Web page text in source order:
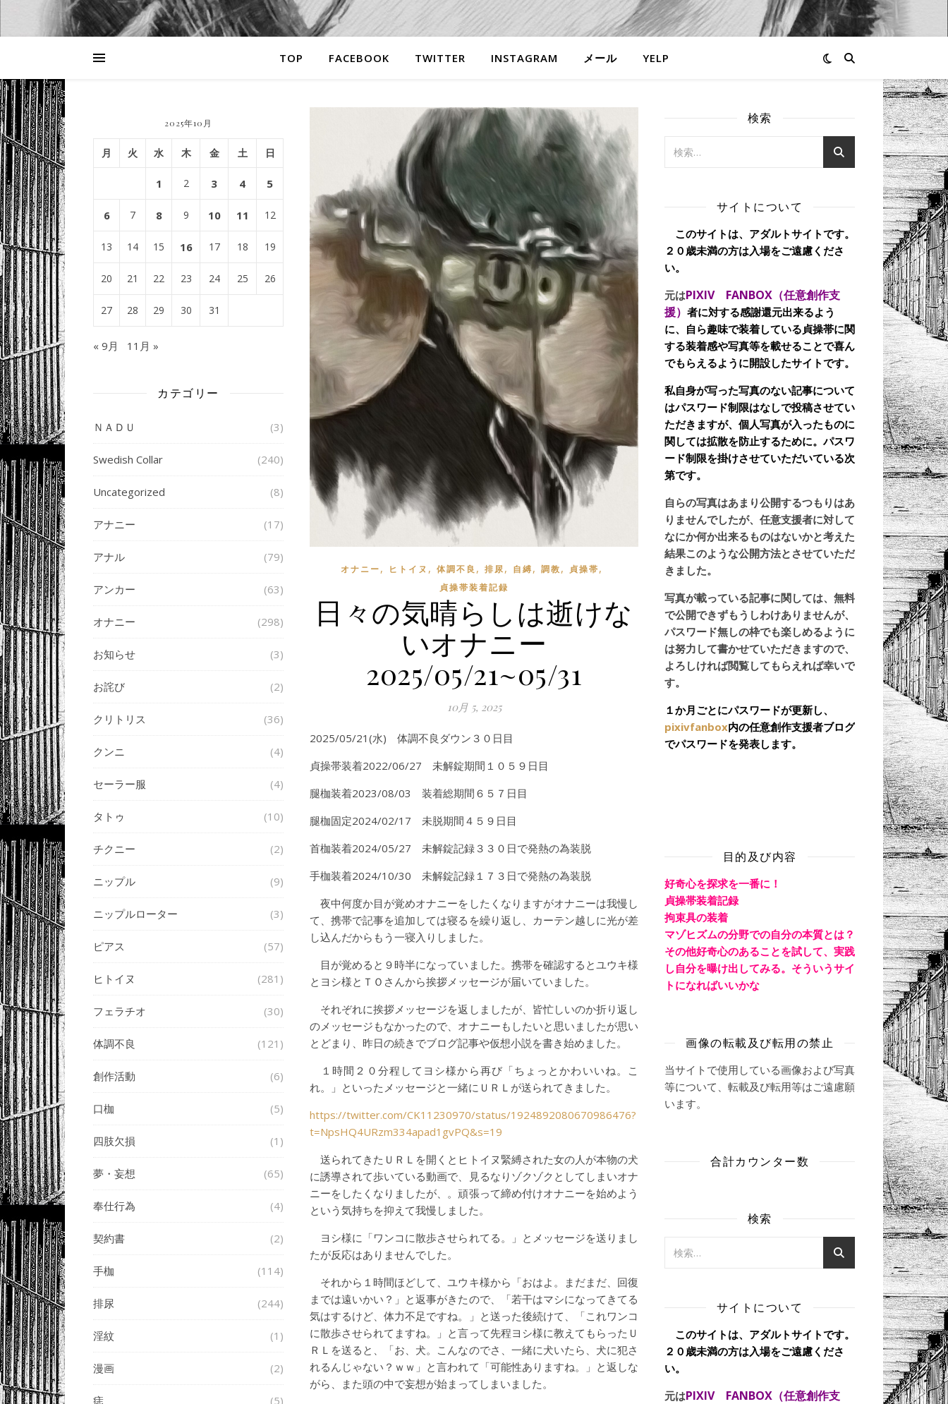
TOP FACEBOOK TWITTER INSTAGRAM メール YELP
2025年10月
月 火 水 木 金 土 日
1 2 3 4 5
6 7 8 9 10 11 12
13 14 15 16 17 18 19
20 21 22 23 24 25 26
27 28 29 30 31
« 9月 11月 »
カテゴリー
ＮＡＤＵ (3)
Swedish Collar (240)
Uncategorized (8)
アナニー (17)
アナル (79)
アンカー (63)
オナニー (298)
お知らせ (3)
お詫び (2)
クリトリス (36)
クンニ (4)
セーラー服 (4)
タトゥ (10)
チクニー (2)
ニップル (9)
ニップルローター (3)
ピアス (57)
ヒトイヌ (281)
フェラチオ (30)
体調不良 (121)
創作活動 (6)
口枷 (5)
四肢欠損 (1)
夢・妄想 (65)
奉仕行為 (4)
契約書 (2)
手枷 (114)
排尿 (244)
淫紋 (1)
漫画 (2)
痣 (5)
オナニー, ヒトイヌ , 体調不良 , 排尿, 自縛, 調教, 貞操帯,
貞操帯装着記録
日々の気晴らしは逝けな
いオナニー
2025/05/21~05/31
10月 5, 2025
2025/05/21(水) 体調不良ダウン３０日目
貞操帯装着2022/06/27 未解錠期間１０５９日目
腿枷装着2023/08/03 装着総期間６５７日目
腿枷固定2024/02/17 未脱期間４５９日目
首枷装着2024/05/27 未解錠記録３３０日で発熱の為装脱
手枷装着2024/10/30 未解錠記録１７３日で発熱の為装脱
夜中何度か目が覚めオナニーをしたくなりますがオナニーは我慢し
て、携帯で記事を追加しては寝るを繰り返し、カーテン越しに光が差
し込んだからもう一寝入りしました。
目が覚めると９時半になっていました。携帯を確認するとユウキ様
とヨシ様とＴＯさんから挨拶メッセージが届いていました。
それぞれに挨拶メッセージを返しましたが、皆忙しいのか折り返し
のメッセージもなかったので、オナニーもしたいと思いましたが思い
とどまり、昨日の続きでブログ記事や仮想小説を書き始めました。
１時間２０分程してヨシ様から再び「ちょっとかわいいね。こ
れ。」といったメッセージと一緒にＵＲＬが送られてきました。
https://twitter.com/CK11230970/status/1924892080670986476?
t=NpsHQ4URzm334apad1gvPQ&s=19
送られてきたＵＲＬを開くとヒトイヌ緊縛された女の人が本物の犬
に誘導されて歩いている動画で、見るなりゾクゾクとしてしまいオナ
ニーをしたくなりましたが、。頑張って締め付けオナニーを始めよう
という気持ちを抑えて我慢しました。
ヨシ様に「ワンコに散歩させられてる。」とメッセージを送りまし
たが反応はありませんでした。
それから１時間ほどして、ユウキ様から「おはよ。まだまだ、回復
までは遠いかい？」と返事がきたので、「若干はマシになってきてる
気はするけど、体力不足ですね。」と送った後続けて、「これワンコ
に散歩させられてますね。」と言って先程ヨシ様に教えてもらったＵ
ＲＬを送ると、「お、犬。こんなのでさ、一緒に犬いたら、犬に犯さ
れるんじゃない？ｗｗ」と言われて「可能性ありますね。」と返しな
がら、また頭の中で妄想が始まってしまいました。
検索
サイトについて
このサイトは、アダルトサイトです。
２０歳未満の方は入場をご遠慮くださ
い。
元はPIXIV FANBOX（任意創作支
援） 者に対する感謝還元出来るよう
に、自ら趣味で装着している貞操帯に関
する装着感や写真等を載せることで喜ん
でもらえるように開設したサイトです。
私自身が写った写真のない記事について
はパスワード制限はなしで投稿させてい
ただきますが、個人写真が入ったものに
関しては拡散を防止するために。パスワ
ード制限を掛けさせていただいている次
第です。
自らの写真はあまり公開するつもりはあ
りませんでしたが、任意支援者に対して
なにか何か出来るものはないかと考えた
結果このような公開方法とさせていただ
きました。
写真が載っている記事に関しては、無料
で公開できずもうしわけありませんが、
パスワード無しの枠でも楽しめるように
は努力して書かせていただきますので、
よろしければ閲覧してもらえれば幸いで
す。
１か月ごとにパスワードが更新し、
pixivfanbox内の任意創作支援者ブログ
でパスワードを発表します。
目的及び内容
好奇心を探求を一番に！
貞操帯装着記録
拘束具の装着
マゾヒズムの分野での自分の本質とは？
その他好奇心のあることを試して、実践
し自分を曝け出してみる。そういうサイ
トになればいいかな
画像の転載及び転用の禁止
当サイトで使用している画像および写真
等について、転載及び転用等はご遠慮願
います。
合計カウンター数
検索
サイトについて
このサイトは、アダルトサイトです。
２０歳未満の方は入場をご遠慮くださ
い。
元はPIXIV FANBOX（任意創作支